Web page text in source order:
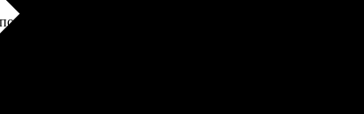
заказа к печати
могут связаться с Вами
телефону или email для
деталей.
Оплатите заказ
оплаты получите
описанием заказа. Когда